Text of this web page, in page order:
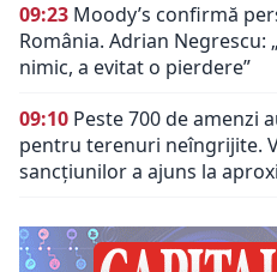
09:23 Moody’s confirmă
România. Adrian Negrescu:
nimic, a evitat o pierdere”
09:10 Peste 700 de amenzi
pentru terenuri neîngrijite.
sancțiunilor a ajuns la